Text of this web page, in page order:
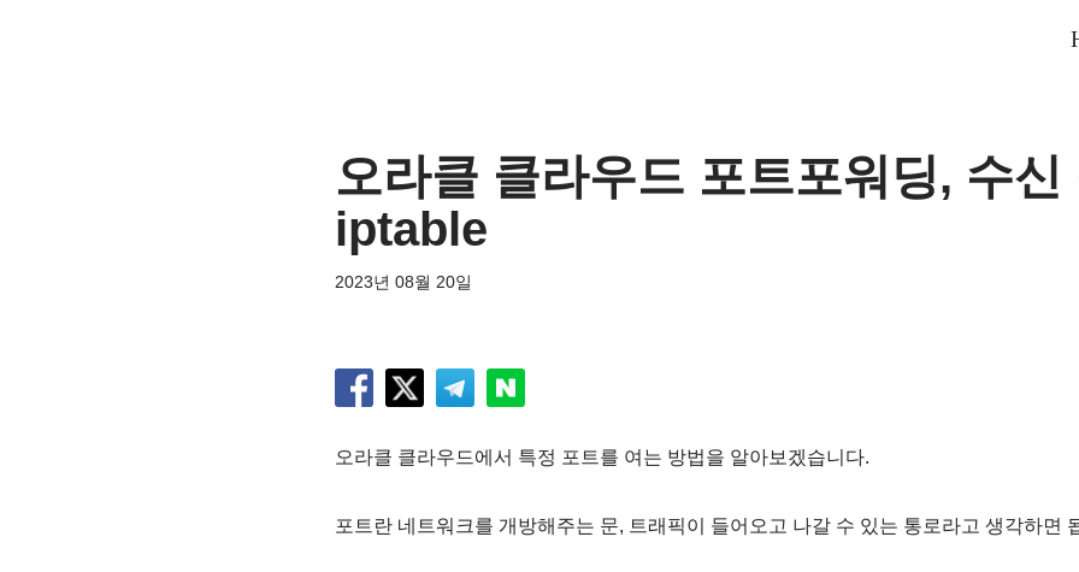
오라클 클라우드 포트포워딩, 수신
iptable
2023년 08월 20일
오라클 클라우드에서 특정 포트를 여는 방법을 알아보겠습니다.
포트란 네트워크를 개방해주는 문, 트래픽이 들어오고 나갈 수 있는 통로라고 생각하면